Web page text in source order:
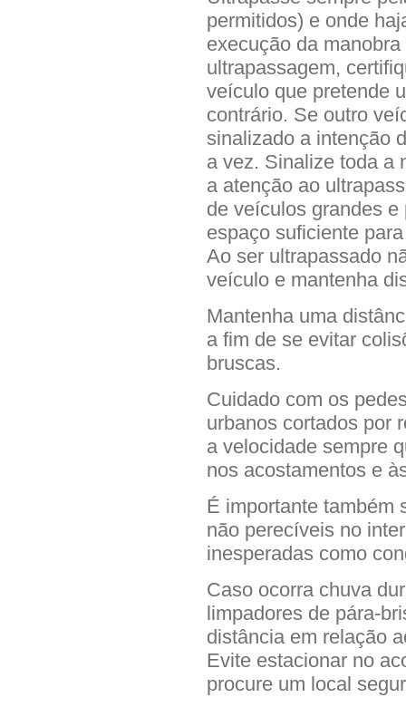
permitidos) e onde
execução da
ultrapassagem,
veículo que pretende
contrário. Se outro
sinalizado a intenção
a vez. Sinalize toda a
a atenção ao
de veículos grandes
espaço suficiente
Ao ser ultrapassado
veículo e mantenha
Mantenha uma
a fim de se evitar
bruscas.
Cuidado com os
urbanos cortados por
a velocidade sempre
nos acostamentos e
É importante também
não perecíveis no
inesperadas como
Caso ocorra chuva
limpadores de pára-
distância em relação
Evite estacionar no
procure um local